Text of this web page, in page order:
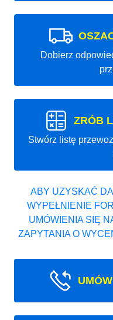
Dobierz
ZRÓB
Stwórz listę
ABY UZYSKAĆ
WYPEŁNIENIE
UMÓWIENIA SIĘ
ZAPYTANIA O